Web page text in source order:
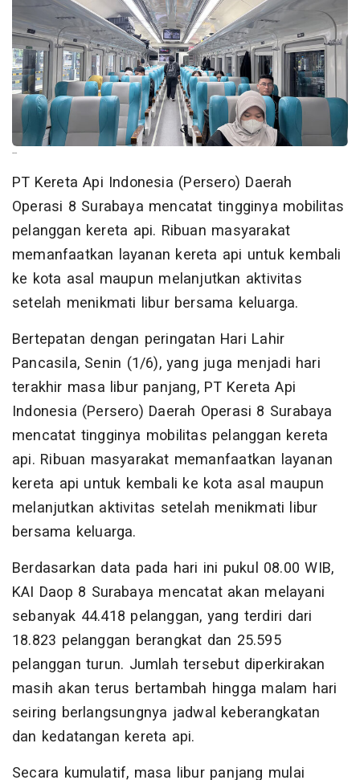
--
PT Kereta Api Indonesia (Persero) Daerah
Operasi 8 Surabaya mencatat tingginya mobilitas
pelanggan kereta api. Ribuan masyarakat
memanfaatkan layanan kereta api untuk kembali
ke kota asal maupun melanjutkan aktivitas
setelah menikmati libur bersama keluarga.
Bertepatan dengan peringatan Hari Lahir
Pancasila, Senin (1/6), yang juga menjadi hari
terakhir masa libur panjang, PT Kereta Api
Indonesia (Persero) Daerah Operasi 8 Surabaya
mencatat tingginya mobilitas pelanggan kereta
api. Ribuan masyarakat memanfaatkan layanan
kereta api untuk kembali ke kota asal maupun
melanjutkan aktivitas setelah menikmati libur
bersama keluarga.
Berdasarkan data pada hari ini pukul 08.00 WIB,
KAI Daop 8 Surabaya mencatat akan melayani
sebanyak 44.418 pelanggan, yang terdiri dari
18.823 pelanggan berangkat dan 25.595
pelanggan turun. Jumlah tersebut diperkirakan
masih akan terus bertambah hingga malam hari
seiring berlangsungnya jadwal keberangkatan
dan kedatangan kereta api.
Secara kumulatif, masa libur panjang mulai